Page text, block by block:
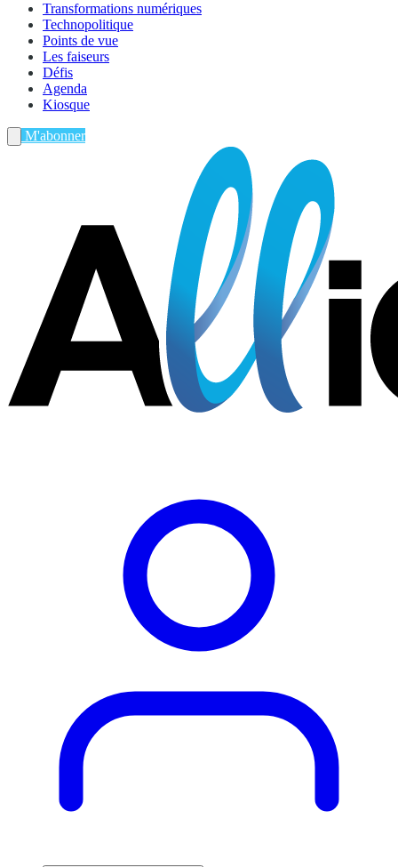
Transformations numériques
Technopolitique
Points de vue
Les faiseurs
Défis
Agenda
Kiosque
M'abonner